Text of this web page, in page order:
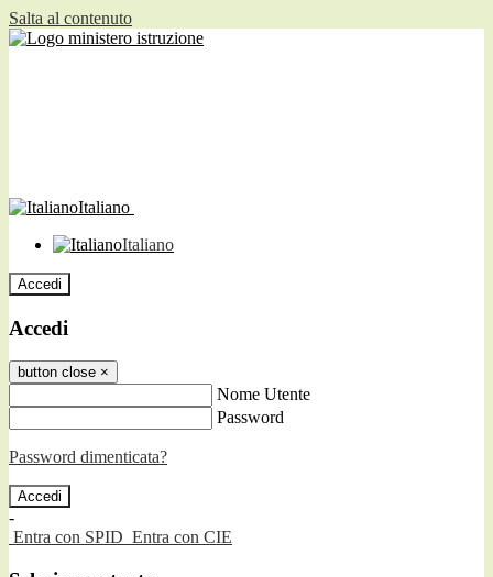
Salta al contenuto
Italiano
Italiano
Accedi
Accedi
button close ×
Nome Utente
Password
Password dimenticata?
-
Entra con SPID Entra con CIE